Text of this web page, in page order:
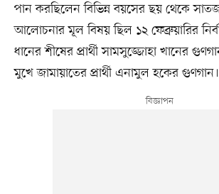
পান করছিলেন বিভিন্ন বয়সের ছয় থেকে
আলোচনার মূল বিষয় ছিল ১২ ফেব্রুয়ারির
ধানের শীষের প্রার্থী সামসুজ্জোহা খানের
মুখে জামায়াতের প্রার্থী এনামুল হকের গুণগান।